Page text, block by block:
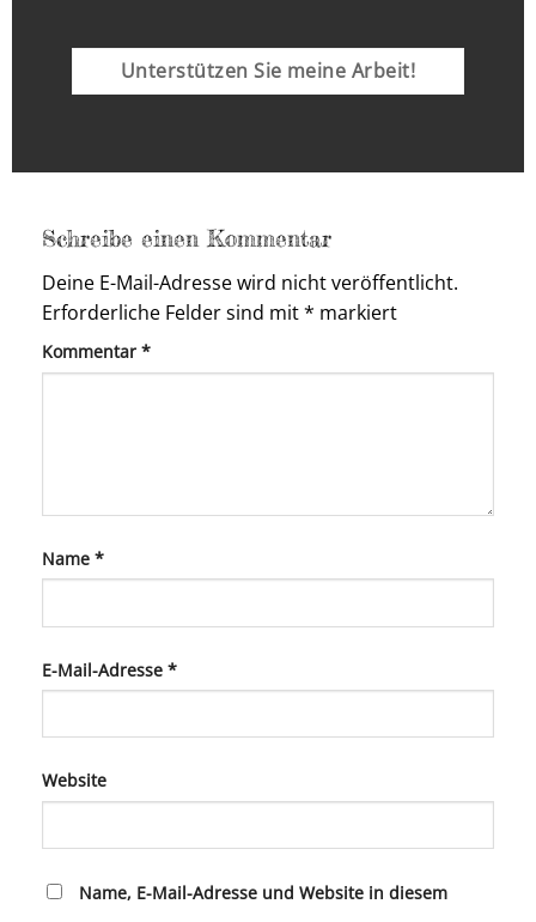
Unterstützen Sie meine Arbeit!
Schreibe einen Kommentar
Deine E-Mail-Adresse wird nicht veröffentlicht.
Erforderliche Felder sind mit* markiert
Kommentar *
Name *
E-Mail-Adresse *
Website
Name, E-Mail-Adresse und Website in diesem